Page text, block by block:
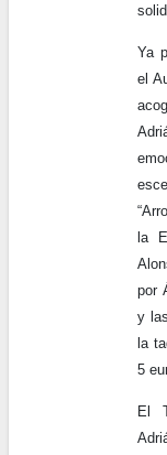
Ya
el
la
por
y
la
5
El